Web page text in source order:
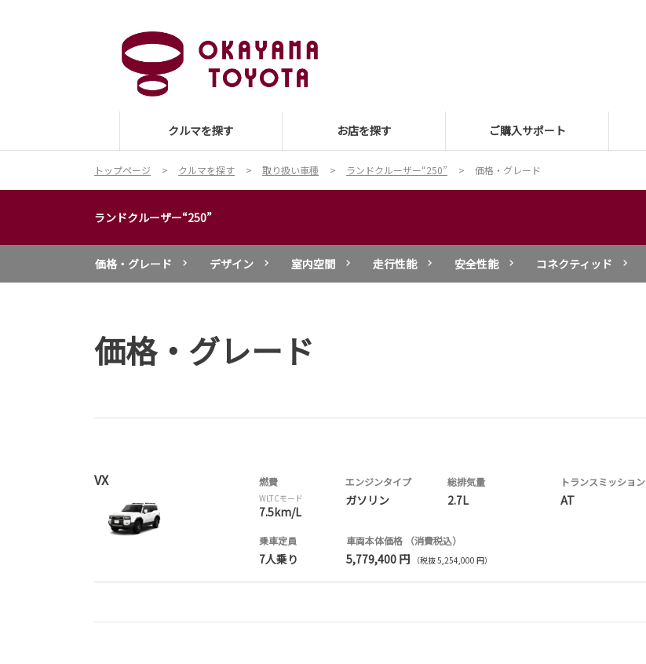
クルマを探す お店を探す ご購入サポート
トップページ クルマを探す 取り扱い車種 ランドクルーザー“250” 価格・グレード
ランドクルーザー“250”
価格・グレード デザイン 室内空間 走行性能 安全性能 コネクティッド
価格・グレード
VX 燃費
WLTCモード
7.5km/L
エンジンタイプ
ガソリン
総排気量
2.7L
トランスミッション
AT
乗車定員
7人乗り
車両本体価格 （消費税込）
5,779,400 円 （税抜 5,254,000 円）